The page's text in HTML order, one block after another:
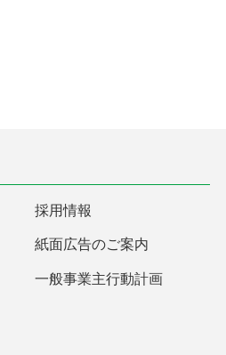
採用情報
紙面広告のご案内
一般事業主行動計画